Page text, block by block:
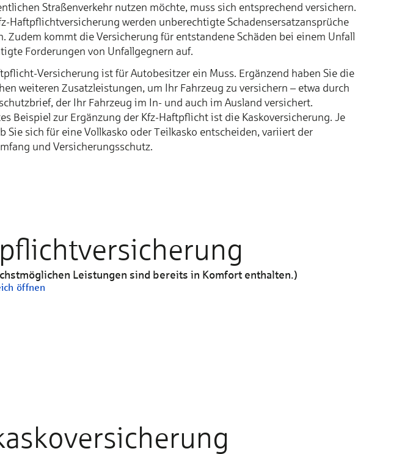
Straßenverkehr nutzen möchte, muss sich entsprechend versichern.
Haftpflichtversicherung werden unberechtigte Schadensersatzansprüche
Zudem kommt die Versicherung für entstandene Schäden bei einem Unfall
Forderungen von Unfallgegnern auf.
Versicherung ist für Autobesitzer ein Muss. Ergänzend haben Sie die
weiteren Zusatzleistungen, um Ihr Fahrzeug zu versichern – etwa durch
der Ihr Fahrzeug im In- und auch im Ausland versichert.
Beispiel zur Ergänzung der Kfz-Haftpflicht ist die Kaskoversicherung. Je
Sie sich für eine Vollkasko oder Teilkasko entscheiden, variiert der
und Versicherungsschutz.
Leistungen sind bereits in Komfort enthalten.)
öffnen
15 Mio. € 15 Mio. €